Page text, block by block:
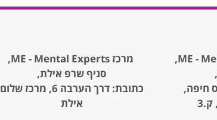
חיפה,
מרכז ME - Mental Experts,
סניף שרפ אילת,
כתובת: דרך הערבה 6, מרכז שלום
אילת